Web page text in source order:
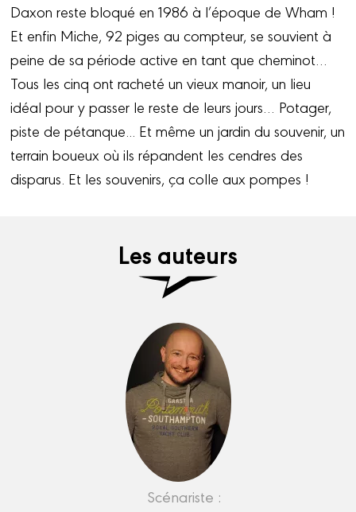
Daxon reste bloqué en 1986 à l’époque de Wham !
Et enfin Miche, 92 piges au compteur, se souvient à
peine de sa période active en tant que cheminot…
Tous les cinq ont racheté un vieux manoir, un lieu
idéal pour y passer le reste de leurs jours… Potager,
piste de pétanque... Et même un jardin du souvenir, un
terrain boueux où ils répandent les cendres des
disparus. Et les souvenirs, ça colle aux pompes !
Les auteurs
Scénariste :